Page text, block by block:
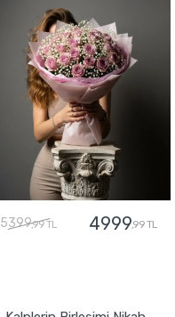
5399,99 TL 4999,99 TL